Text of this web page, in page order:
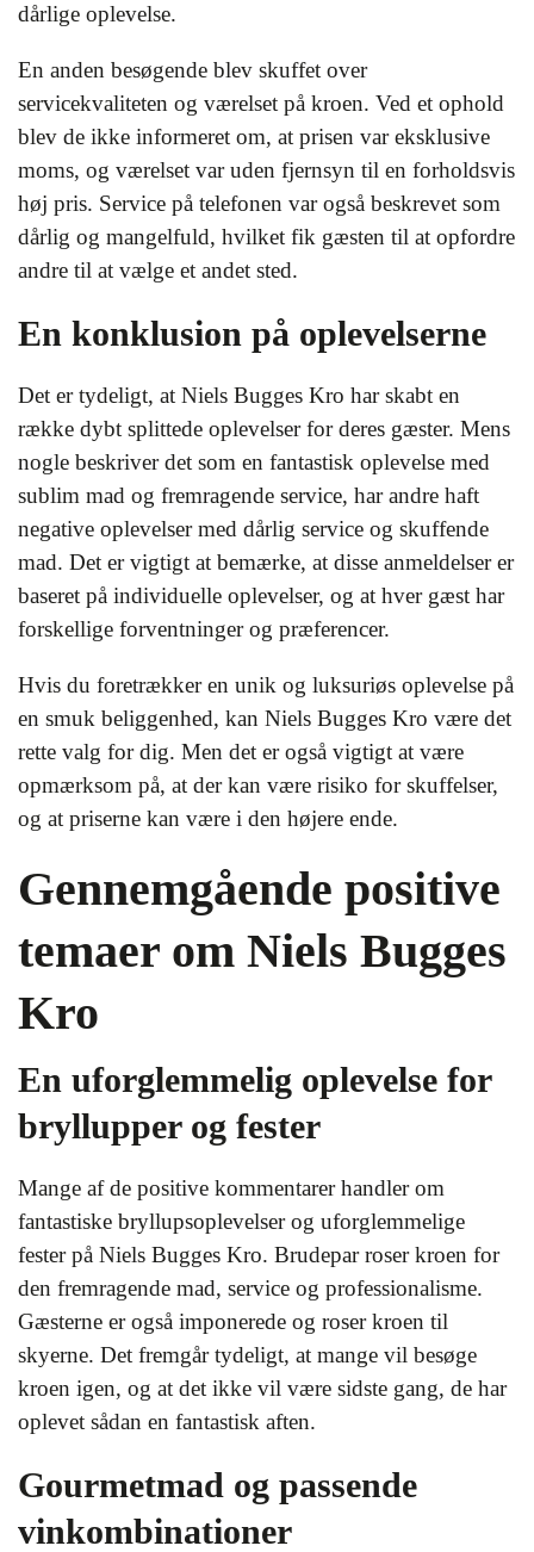
dårlige oplevelse.
En anden besøgende blev skuffet over
servicekvaliteten og værelset på kroen. Ved et ophold
blev de ikke informeret om, at prisen var eksklusive
moms, og værelset var uden fjernsyn til en forholdsvis
høj pris. Service på telefonen var også beskrevet som
dårlig og mangelfuld, hvilket fik gæsten til at opfordre
andre til at vælge et andet sted.
En konklusion på oplevelserne
Det er tydeligt, at Niels Bugges Kro har skabt en
række dybt splittede oplevelser for deres gæster. Mens
nogle beskriver det som en fantastisk oplevelse med
sublim mad og fremragende service, har andre haft
negative oplevelser med dårlig service og skuffende
mad. Det er vigtigt at bemærke, at disse anmeldelser er
baseret på individuelle oplevelser, og at hver gæst har
forskellige forventninger og præferencer.
Hvis du foretrækker en unik og luksuriøs oplevelse på
en smuk beliggenhed, kan Niels Bugges Kro være det
rette valg for dig. Men det er også vigtigt at være
opmærksom på, at der kan være risiko for skuffelser,
og at priserne kan være i den højere ende.
Gennemgående positive
temaer om Niels Bugges
Kro
En uforglemmelig oplevelse for
bryllupper og fester
Mange af de positive kommentarer handler om
fantastiske bryllupsoplevelser og uforglemmelige
fester på Niels Bugges Kro. Brudepar roser kroen for
den fremragende mad, service og professionalisme.
Gæsterne er også imponerede og roser kroen til
skyerne. Det fremgår tydeligt, at mange vil besøge
kroen igen, og at det ikke vil være sidste gang, de har
oplevet sådan en fantastisk aften.
Gourmetmad og passende
vinkombinationer